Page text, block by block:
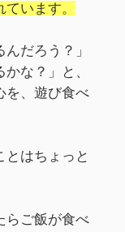
います。
だろう？」
な？」と、
を、遊び食べ
とはちょっと
らご飯が食べ